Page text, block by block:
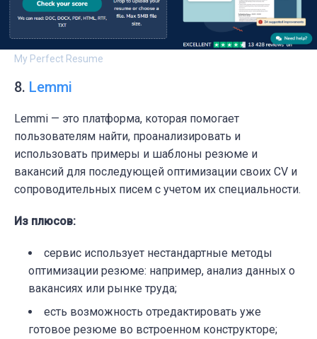
My Perfect Resume
8. Lemmi
Lemmi — это платформа, которая помогает
пользователям найти, проанализировать и
использовать примеры и шаблоны резюме и
вакансий для последующей оптимизации своих CV и
сопроводительных писем с учетом их специальности.
Из плюсов:
сервис использует нестандартные методы
оптимизации резюме: например, анализ данных о
вакансиях или рынке труда;
есть возможность отредактировать уже
готовое резюме во встроенном конструкторе;